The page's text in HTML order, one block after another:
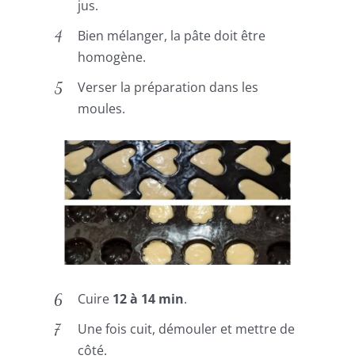
jus.
Bien mélanger, la pâte doit être
homogène.
Verser la préparation dans les
moules.
Cuire 12 à 14 min.
Une fois cuit, démouler et mettre de
côté.